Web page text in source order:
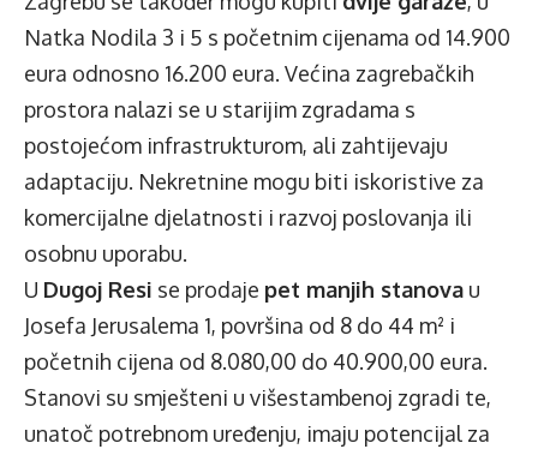
Natka Nodila 3 i 5 s početnim cijenama od 14.900
eura odnosno 16.200 eura. Većina zagrebačkih
prostora nalazi se u starijim zgradama s
postojećom infrastrukturom, ali zahtijevaju
adaptaciju. Nekretnine mogu biti iskoristive za
komercijalne djelatnosti i razvoj poslovanja ili
osobnu uporabu.
U Dugoj Resi se prodaje pet manjih stanova u
Josefa Jerusalema 1, površina od 8 do 44 m² i
početnih cijena od 8.080,00 do 40.900,00 eura.
Stanovi su smješteni u višestambenoj zgradi te,
unatoč potrebnom uređenju, imaju potencijal za